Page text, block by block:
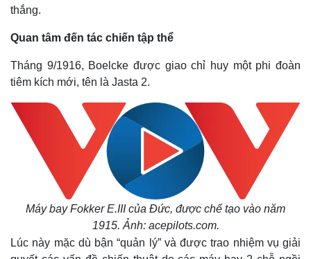
thắng.
Quan tâm đến tác chiến tập thể
Tháng 9/1916, Boelcke được giao chỉ huy một phi đoàn
tiêm kích mới, tên là Jasta 2.
Máy bay Fokker E.III của Đức, được chế tạo vào năm
1915. Ảnh: acepilots.com.
Lúc này mặc dù bận “quản lý” và được trao nhiệm vụ giải